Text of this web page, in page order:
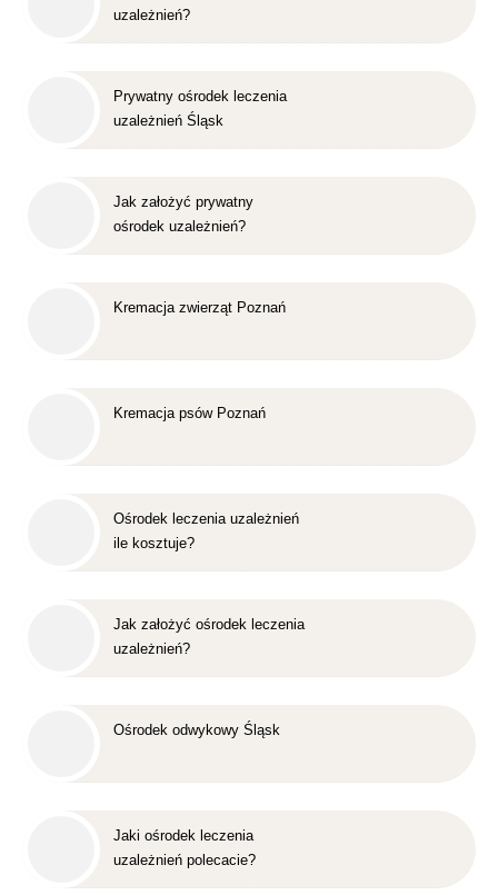
uzależnień?
Prywatny ośrodek leczenia
uzależnień Śląsk
Jak założyć prywatny
ośrodek uzależnień?
Kremacja zwierząt Poznań
Kremacja psów Poznań
Ośrodek leczenia uzależnień
ile kosztuje?
Jak założyć ośrodek leczenia
uzależnień?
Ośrodek odwykowy Śląsk
Jaki ośrodek leczenia
uzależnień polecacie?